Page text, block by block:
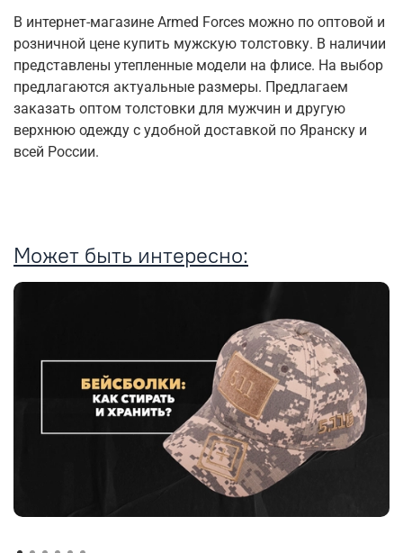
В интернет-магазине Armed Forces можно по оптовой и
розничной цене купить мужскую толстовку. В наличии
представлены утепленные модели на флисе. На выбор
предлагаются актуальные размеры. Предлагаем
заказать оптом толстовки для мужчин и другую
верхнюю одежду с удобной доставкой по Яранску и
всей России.
Может быть интересно: